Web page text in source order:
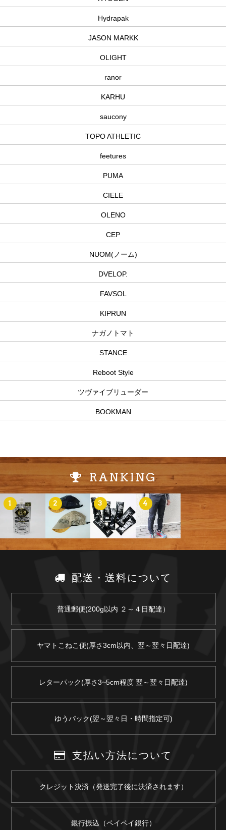
Hydrapak
JASON MARKK
OLIGHT
ranor
KARHU
saucony
TOPO ATHLETIC
feetures
PUMA
CIELE
OLENO
CEP
NUOM(ノーム)
DVELOP.
FAVSOL
KIPRUN
ナガノトマト
STANCE
Reboot Style
ツヴァイブリューダー
BOOKMAN
RANKING
1 2 3 4
配送・送料について
普通郵便(200g以内 ２～４日配達）
ヤマトこねこ便(厚さ3cm以内、翌～翌々日配達)
レターパック(厚さ3~5cm程度 翌～翌々日配達)
ゆうパック(翌～翌々日・時間指定可)
支払い方法について
クレジット決済（発送完了後に決済されます）
銀行振込（ペイペイ銀行）